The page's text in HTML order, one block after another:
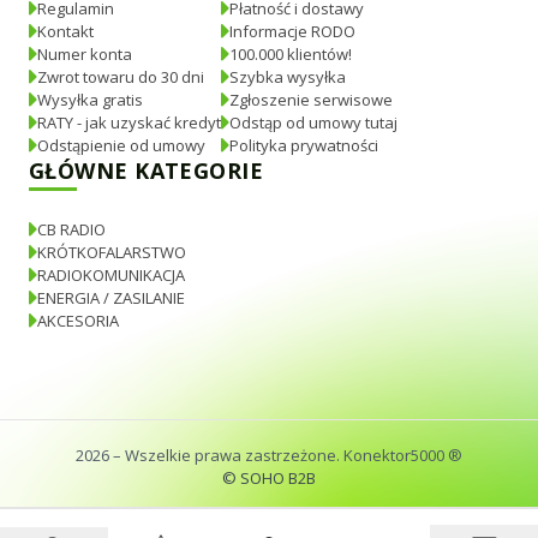
Regulamin
Kontakt
Numer konta
Zwrot towaru do 30 dni
Wysyłka gratis
RATY - jak uzyskać kredyt
Odstąpienie od umowy
Płatność i dostawy
Informacje RODO
100.000 klientów!
Szybka wysyłka
Zgłoszenie serwisowe
Odstąp od umowy tutaj
Polityka prywatności
GŁÓWNE KATEGORIE
CB RADIO
KRÓTKOFALARSTWO
RADIOKOMUNIKACJA
ENERGIA / ZASILANIE
AKCESORIA
2026– Wszelkie prawa zastrzeżone. Konektor5000 ®
© SOHO B2B